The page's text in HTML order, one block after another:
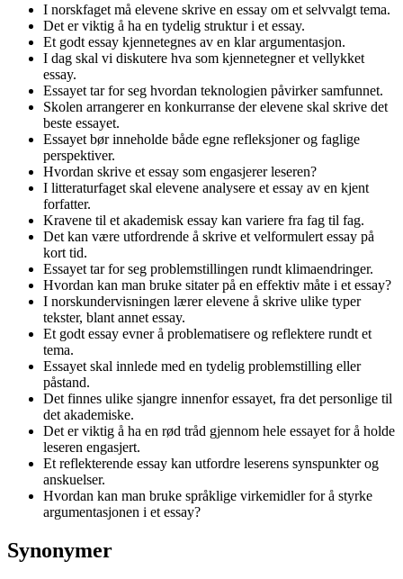
I norskfaget må elevene skrive en essay om et selvvalgt tema.
Det er viktig å ha en tydelig struktur i et essay.
Et godt essay kjennetegnes av en klar argumentasjon.
I dag skal vi diskutere hva som kjennetegner et vellykket
essay.
Essayet tar for seg hvordan teknologien påvirker samfunnet.
Skolen arrangerer en konkurranse der elevene skal skrive det
beste essayet.
Essayet bør inneholde både egne refleksjoner og faglige
perspektiver.
Hvordan skrive et essay som engasjerer leseren?
I litteraturfaget skal elevene analysere et essay av en kjent
forfatter.
Kravene til et akademisk essay kan variere fra fag til fag.
Det kan være utfordrende å skrive et velformulert essay på
kort tid.
Essayet tar for seg problemstillingen rundt klimaendringer.
Hvordan kan man bruke sitater på en effektiv måte i et essay?
I norskundervisningen lærer elevene å skrive ulike typer
tekster, blant annet essay.
Et godt essay evner å problematisere og reflektere rundt et
tema.
Essayet skal innlede med en tydelig problemstilling eller
påstand.
Det finnes ulike sjangre innenfor essayet, fra det personlige til
det akademiske.
Det er viktig å ha en rød tråd gjennom hele essayet for å holde
leseren engasjert.
Et reflekterende essay kan utfordre leserens synspunkter og
anskuelser.
Hvordan kan man bruke språklige virkemidler for å styrke
argumentasjonen i et essay?
Synonymer